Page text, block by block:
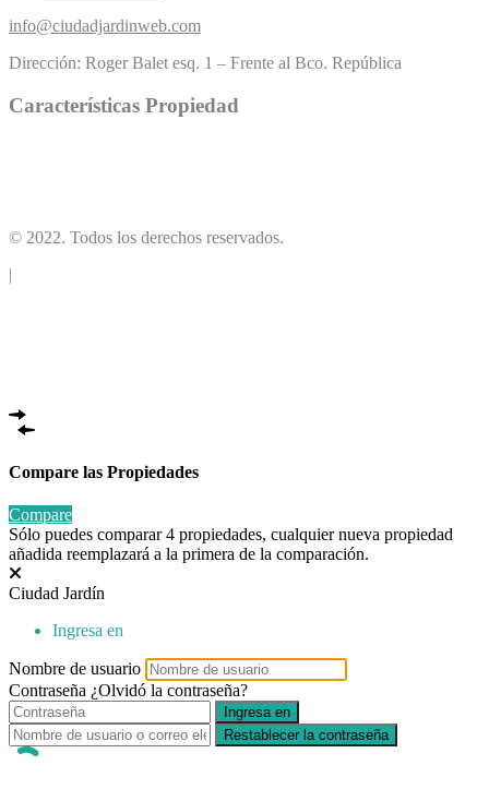
info@ciudadjardinweb.com
Dirección: Roger Balet esq. 1 – Frente al Bco. República
Características Propiedad
© 2022. Todos los derechos reservados.
|
Compare las Propiedades
Compare
Sólo puedes comparar 4 propiedades, cualquier nueva propiedad
añadida reemplazará a la primera de la comparación.
Ciudad Jardín
Ingresa en
Nombre de usuario
Contraseña ¿Olvidó la contraseña?
Ingresa en
Restablecer la contraseña